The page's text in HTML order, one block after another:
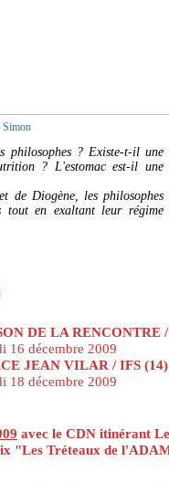
Simon
philosophes ? Existe-t-il une
? L'estomac est-il une
de Diogène, les philosophes
tout en exaltant leur régime
DE LA RENCONTRE
16 décembre 2009
JEAN VILAR / IFS (14)
18 décembre 2009
avec le CDN itinérant
"Les Tréteaux de